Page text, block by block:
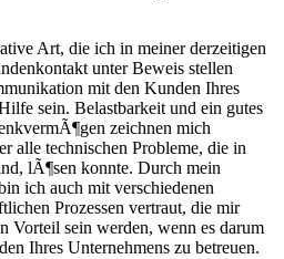
Art, die ich in meiner derzeitigen
unter Beweis stellen
mit den Kunden Ihres
sein. Belastbarkeit und ein gutes
zeichnen mich
alle technischen Probleme, die in
lÃ¶sen konnte. Durch mein
ich auch mit verschiedenen
Prozessen vertraut, die mir
Vorteil sein werden, wenn es darum
Ihres Unternehmens zu betreuen.